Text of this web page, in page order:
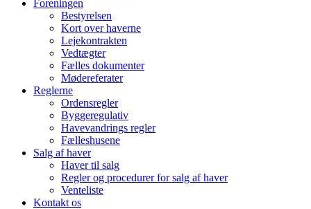
Foreningen
Bestyrelsen
Kort over haverne
Lejekontrakten
Vedtægter
Fælles dokumenter
Mødereferater
Reglerne
Ordensregler
Byggeregulativ
Havevandrings regler
Fælleshusene
Salg af haver
Haver til salg
Regler og procedurer for salg af haver
Venteliste
Kontakt os